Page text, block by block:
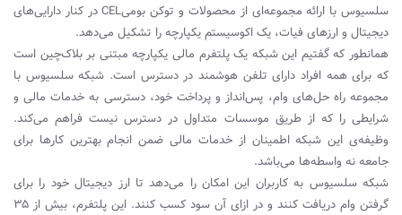
سلسیوس با ارائه مجموعه‌ای از محصولات و توکن بومی‌CEL در کنار دارایی‌های
دیجیتال و ارزهای فیات، یک اکوسیستم یکپارچه را تشکیل می‌دهد.
همانطور که گفتیم این شبکه یک پلتفرم مالی یکپارچه مبتنی بر بلاک‌چین است
که برای همه افراد دارای تلفن هوشمند در دسترس است. شبکه سلسیوس با
مجموعه راه حل‌های وام، پس‌انداز و پرداخت خود، دسترسی به خدمات مالی و
شرایطی را که از طریق موسسات متداول در دسترس نیست فراهم می‌کند.
وظیفه‌ی این شبکه اطمینان از خدمات مالی ضمن انجام بهترین کارها برای
جامعه نه واسطه‌ها می‌باشد.
شبکه سلسیوس به کاربران این امکان را می‌دهد تا ارز دیجیتال خود را برای
گرفتن وام دریافت کنند و در ازای آن سود کسب کنند. این پلتفرم، بیش از 35